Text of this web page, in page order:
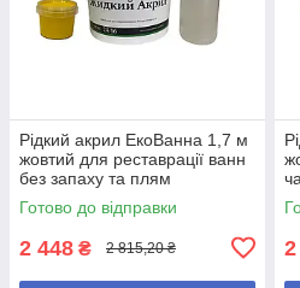
Рідкий акрил ЕкоВанна 1,7 м
жовтий для реставрації ванн
без запаху та плям
Готово до відправки
2 448 ₴ 2 815,20 ₴